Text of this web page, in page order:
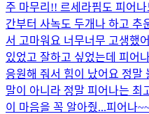
주 마무리!! 르세라핌도 피어나
간부터 사녹도 두개나 하고 추
서 고마워요 너무너무 고생했
있었고 잘하고 싶었는데 피어
응원해 줘서 힘이 났어요 정말
말이 아니라 정말 피어나는 최
이 마음을 꼭 알아줬...피어나